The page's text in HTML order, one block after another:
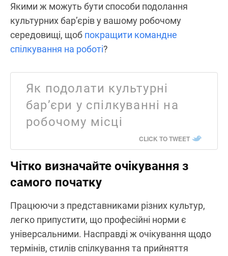
Якими ж можуть бути способи подолання
культурних бар’єрів у вашому робочому
середовищі, щоб покращити командне
спілкування на роботі?
Як подолати культурні
бар’єри у спілкуванні на
робочому місці
CLICK TO TWEET
Чітко визначайте очікування з
самого початку
Працюючи з представниками різних культур,
легко припустити, що професійні норми є
універсальними. Насправді ж очікування щодо
термінів, стилів спілкування та прийняття